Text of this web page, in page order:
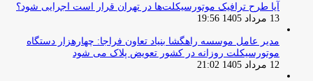
آیا طرح ترافیک موتورسیکلت‌ها در تهران قرار است اجرایی شود؟
13 مرداد 1405 19:56
مدیر عامل موسسه راهگشا بنیاد تعاون فراجا: چهارهزار دستگاه
موتورسیکلت روزانه در کشور تعویض پلاک می شود
12 مرداد 1405 21:02